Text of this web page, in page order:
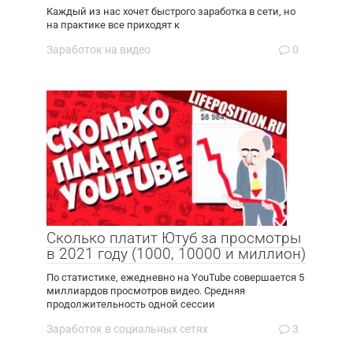
Каждый из нас хочет быстрого заработка в сети, но
на практике все приходят к
Заработок на видео 0
Сколько платит Ютуб за просмотры
в 2021 году (1000, 10000 и миллион)
По статистике, ежедневно на YouTube совершается 5
миллиардов просмотров видео. Средняя
продолжительность одной сессии
Заработок в социальных сетях 3